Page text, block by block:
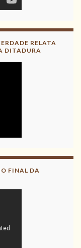
RELATA
DITADURA
FINAL DA